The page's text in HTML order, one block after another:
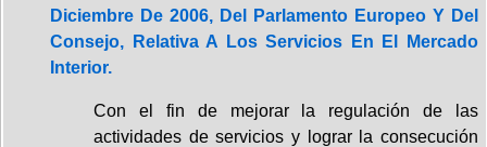
Diciembre De 2006, Del Parlamento Europeo Y Del
Consejo, Relativa A Los Servicios En El Mercado
Interior.
Con el fin de mejorar la regulación de las
actividades de servicios y lograr la consecución